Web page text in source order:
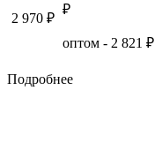
2 970 ₽
₽
оптом - 2 821 ₽
Подробнее